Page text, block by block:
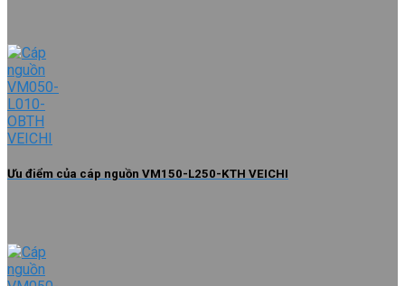
Ưu điểm của cáp nguồn VM150-L250-KTH VEICHI